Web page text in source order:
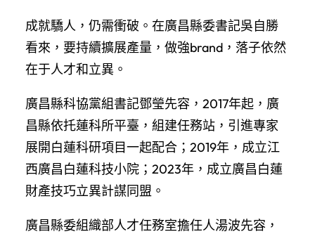
成就驕人，仍需衝破。在廣昌縣委書記吳自勝
看來，要持續擴展產量，做強brand，落子依然
在于人才和立異。
廣昌縣科協黨組書記鄧瑩先容，2017年起，廣
昌縣依托蓮科所平臺，組建任務站，引進專家
展開白蓮科研項目一起配合；2019年，成立江
西廣昌白蓮科技小院；2023年，成立廣昌白蓮
財產技巧立異計謀同盟。
廣昌縣委組織部人才任務室擔任人湯波先容，